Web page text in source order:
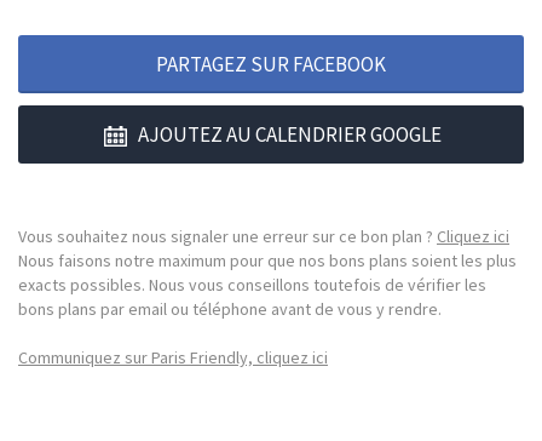
PARTAGEZ SUR FACEBOOK
AJOUTEZ AU CALENDRIER GOOGLE
Vous souhaitez nous signaler une erreur sur ce bon plan ? Cliquez ici
Nous faisons notre maximum pour que nos bons plans soient les plus
exacts possibles. Nous vous conseillons toutefois de vérifier les
bons plans par email ou téléphone avant de vous y rendre.
Communiquez sur Paris Friendly, cliquez ici